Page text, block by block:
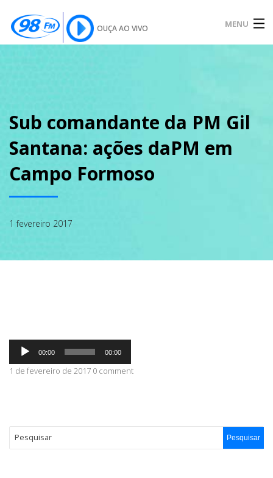
OUÇA AO VIVO MENU
SOBRE
CONTATO
Sub comandante da PM Gil
Santana: ações daPM em
Campo Formoso
1 fevereiro 2017
Tocador
áudio
00:00 00:00
1 de fevereiro de 2017 0 comment